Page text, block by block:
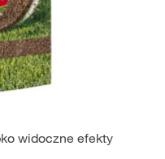
widoczne efekty